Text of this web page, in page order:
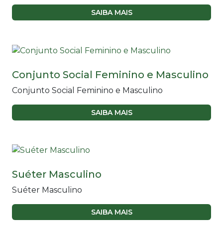
SAIBA MAIS
Conjunto Social Feminino e Masculino
Conjunto Social Feminino e Masculino
SAIBA MAIS
Suéter Masculino
Suéter Masculino
SAIBA MAIS